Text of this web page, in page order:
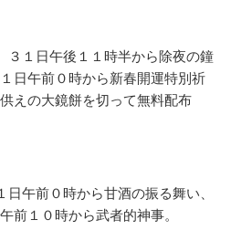
３１日午後１１時半から除夜の鐘
日午前０時から新春開運特別祈
えの大鏡餅を切って無料配布
午前０時から甘酒の振る舞い、
前１０時から武者的神事。